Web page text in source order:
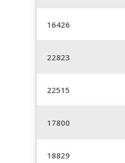
16426
22823
22515
17800
18829